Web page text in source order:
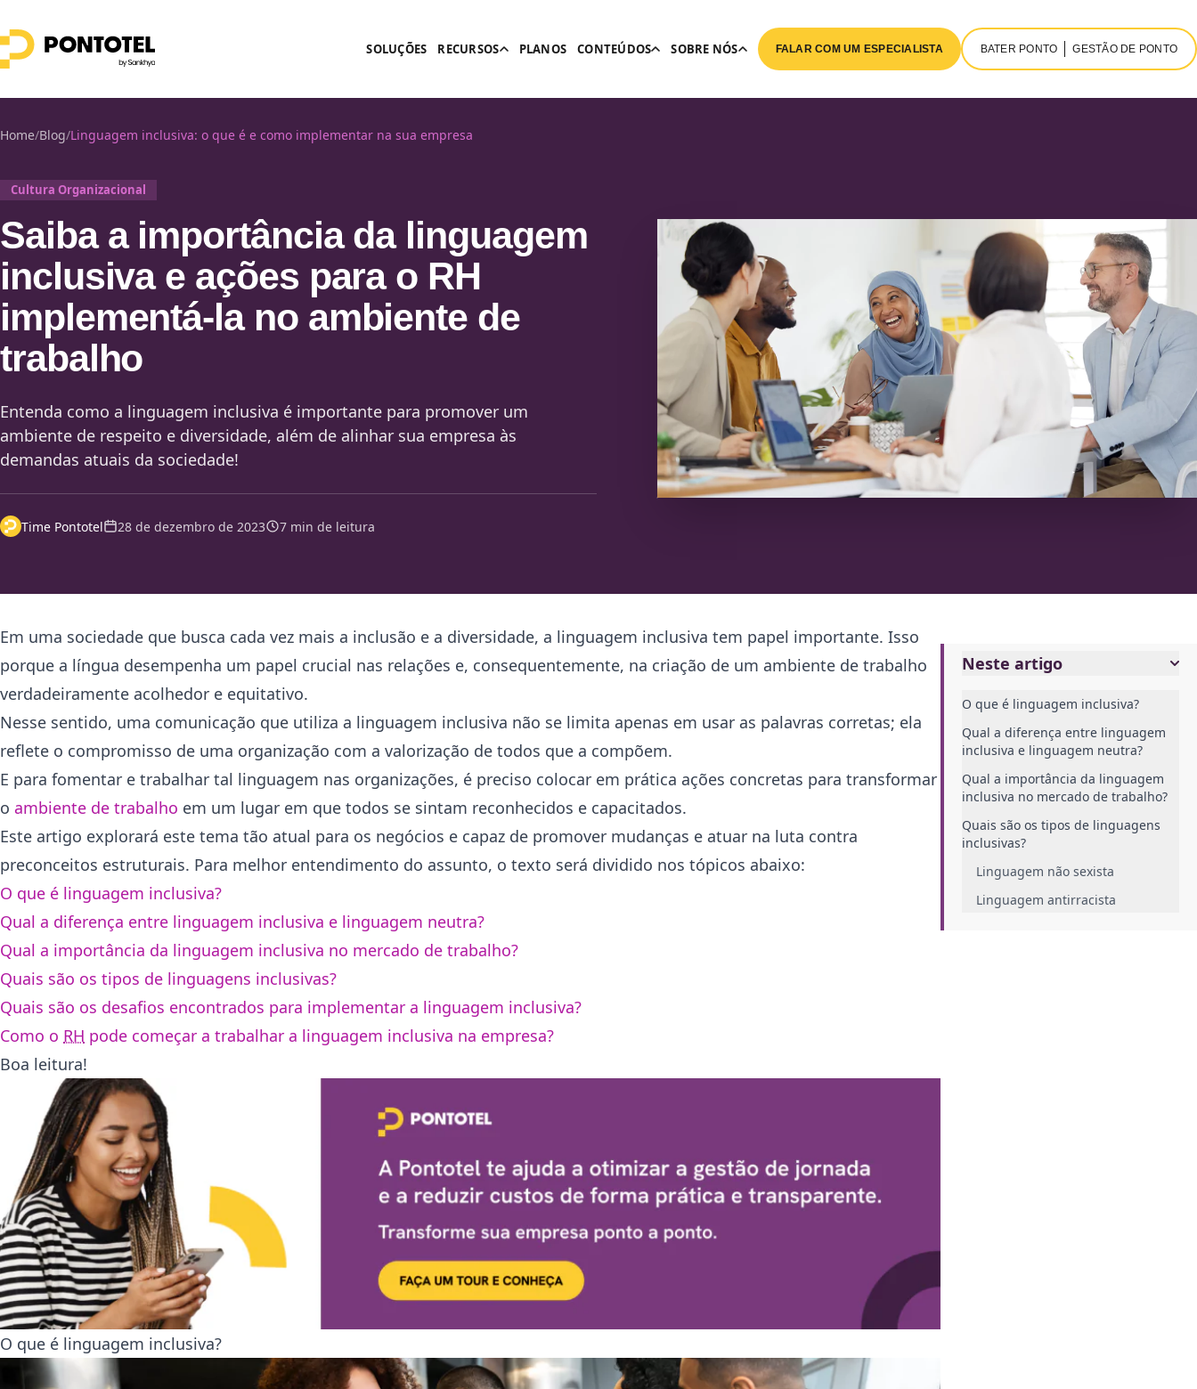
SOLUÇÕES RECURSOS PLANOS CONTEÚDOS SOBRE NÓS FALAR COM UM ESPECIALISTA BATER PONTO GESTÃO DE PONTO
Home/Blog/Linguagem inclusiva: o que é e como implementar na sua empresa
Cultura Organizacional
Saiba a importância da linguagem
inclusiva e ações para o RH
implementá-la no ambiente de
trabalho
Entenda como a linguagem inclusiva é importante para promover um
ambiente de respeito e diversidade, além de alinhar sua empresa às
demandas atuais da sociedade!
Time Pontotel 28 de dezembro de 2023 7 min de leitura
Neste artigo
O que é linguagem inclusiva?
Qual a diferença entre linguagem
inclusiva e linguagem neutra?
Qual a importância da linguagem
inclusiva no mercado de trabalho?
Quais são os tipos de linguagens
inclusivas?
Linguagem não sexista
Linguagem antirracista
Em uma sociedade que busca cada vez mais a inclusão e a diversidade, a linguagem inclusiva tem papel importante. Isso
porque a língua desempenha um papel crucial nas relações e, consequentemente, na criação de um ambiente de trabalho
verdadeiramente acolhedor e equitativo.
Nesse sentido, uma comunicação que utiliza a linguagem inclusiva não se limita apenas em usar as palavras corretas; ela
reflete o compromisso de uma organização com a valorização de todos que a compõem.
E para fomentar e trabalhar tal linguagem nas organizações, é preciso colocar em prática ações concretas para transformar
o ambiente de trabalho em um lugar em que todos se sintam reconhecidos e capacitados.
Este artigo explorará este tema tão atual para os negócios e capaz de promover mudanças e atuar na luta contra
preconceitos estruturais. Para melhor entendimento do assunto, o texto será dividido nos tópicos abaixo:
O que é linguagem inclusiva?
Qual a diferença entre linguagem inclusiva e linguagem neutra?
Qual a importância da linguagem inclusiva no mercado de trabalho?
Quais são os tipos de linguagens inclusivas?
Quais são os desafios encontrados para implementar a linguagem inclusiva?
Como o RH pode começar a trabalhar a linguagem inclusiva na empresa?
Boa leitura!
O que é linguagem inclusiva?